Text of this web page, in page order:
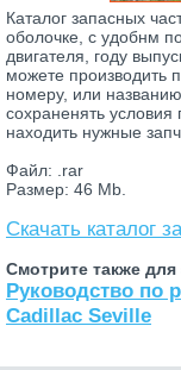
Каталог запасных
оболочке, с удобнм
двигателя, году
можете производить
номеру, или
сохраненять
находить нужные
Файл: .rar
Размер: 46 Mb.
Скачать каталог
Смотрите также
Руководство по
Cadillac Seville